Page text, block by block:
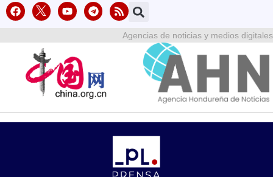
Agencias de noticias y medios digitales